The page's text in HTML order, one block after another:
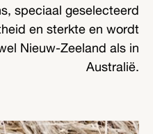
speciaal geselecteerd
en sterkte en wordt
Nieuw-Zeeland als in
Australië.